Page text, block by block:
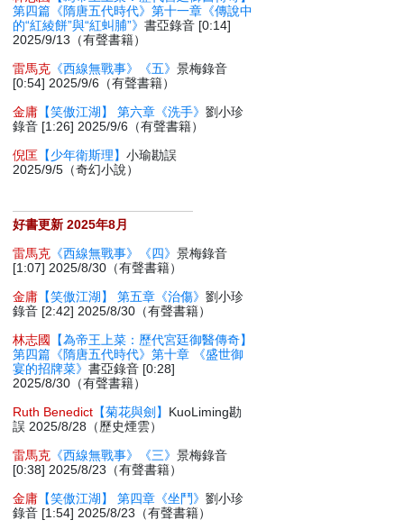
第四篇《隋唐五代時代》第十一章《傳說中
的“紅綾餅”與“紅虯脯”》書亞錄音 [0:14]
2025/9/13（有聲書籍）
雷馬克 《西線無戰事》《五》景梅錄音
[0:54] 2025/9/6（有聲書籍）
金庸 【笑傲江湖】 第六章《洗手》劉小珍
錄音 [1:26] 2025/9/6（有聲書籍）
倪匡 【少年衛斯理】小瑜勘誤
2025/9/5（奇幻小說）
好書更新 2025年8月
雷馬克 《西線無戰事》《四》景梅錄音
[1:07] 2025/8/30（有聲書籍）
金庸 【笑傲江湖】 第五章《治傷》劉小珍
錄音 [2:42] 2025/8/30（有聲書籍）
林志國
【為帝王上菜：歷代宮廷御醫傳奇】
第四篇《隋唐五代時代》第十章 《盛世御
宴的招牌菜》書亞錄音 [0:28]
2025/8/30（有聲書籍）
Ruth Benedict 【菊花與劍】 KuoLiming勘
誤 2025/8/28（歷史煙雲）
雷馬克 《西線無戰事》《三》景梅錄音
[0:38] 2025/8/23（有聲書籍）
金庸 【笑傲江湖】 第四章《坐鬥》劉小珍
錄音 [1:54] 2025/8/23（有聲書籍）